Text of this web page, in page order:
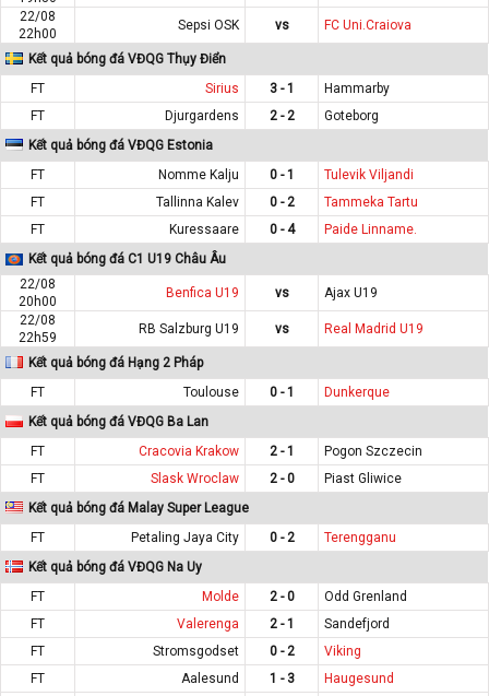
22/08
22h00
Sepsi OSK vs FC Uni.Craiova
Kết quả bóng đá VĐQG Thụy Điển
FT
Sirius 3 - 1
Hammarby
FT
Djurgardens 2 - 2
Goteborg
Kết quả bóng đá VĐQG Estonia
FT
Nomme Kalju 0 - 1
Tulevik Viljandi
FT
Tallinna Kalev 0 - 2
Tammeka Tartu
FT
Kuressaare 0 - 4
Paide Linname.
Kết quả bóng đá C1 U19 Châu Âu
22/08
20h00
Benfica U19 vs
Ajax U19
22/08
22h59
RB Salzburg U19 vs Real Madrid U19
Kết quả bóng đá Hạng 2 Pháp
FT
Toulouse 0 - 1
Dunkerque
Kết quả bóng đá VĐQG Ba Lan
FT
Cracovia Krakow 2 - 1
Pogon Szczecin
FT
Slask Wroclaw 2 - 0
Piast Gliwice
Kết quả bóng đá Malay Super League
FT
Petaling Jaya City 0 - 2
Terengganu
Kết quả bóng đá VĐQG Na Uy
FT
Molde 2 - 0
Odd Grenland
FT
Valerenga 2 - 1
Sandefjord
FT
Stromsgodset 0 - 2
Viking
FT
Aalesund 1 - 3
Haugesund